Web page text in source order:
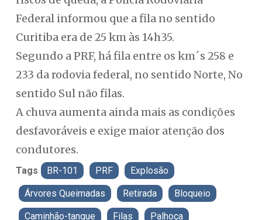
Federal informou que a fila no sentido
Curitiba era de 25 km às 14h35.
Segundo a PRF, há fila entre os km´s 258 e
233 da rodovia federal, no sentido Norte, No
sentido Sul não filas.
A chuva aumenta ainda mais as condições
desfavoráveis e exige maior atenção dos
condutores.
Tags BR-101 PRF Explosão
Árvores Queimadas Retirada Bloqueio
Caminhão-tanque Filas Palhoça